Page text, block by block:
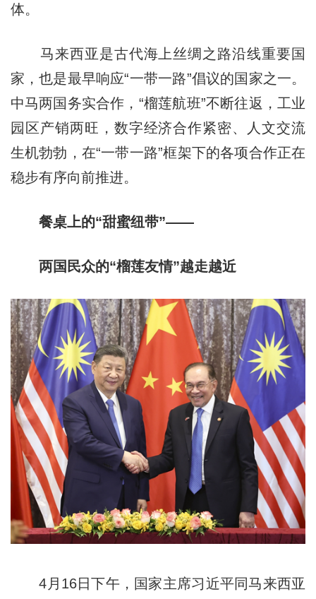
体。
马来西亚是古代海上丝绸之路沿线重要国
家，也是最早响应“一带一路”倡议的国家之一。
中马两国务实合作，“榴莲航班”不断往返，工业
园区产销两旺，数字经济合作紧密、人文交流
生机勃勃，在“一带一路”框架下的各项合作正在
稳步有序向前推进。
餐桌上的“甜蜜纽带”——
两国民众的“榴莲友情”越走越近
4月16日下午，国家主席习近平同马来西亚